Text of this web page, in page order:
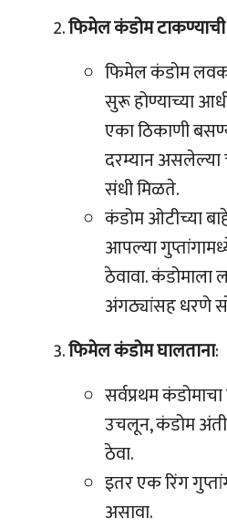
फिमेल कंडोम टाकण्याची
फिमेल कंडोम
सुरू होण्याच्या
एका ठिकाणी
दरम्यान असलेल्या
संधी मिळते.
कंडोम ओटीच्या
आपल्या
ठेवावा.
अंगठ्यांसह धरणे
फिमेल कंडोम घालताना:
सर्वप्रथम कंडोमाचा
उचलून, कंडोम
ठेवा.
इतर एक रिंग
असावा.